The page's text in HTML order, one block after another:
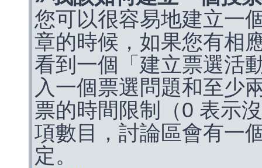
您可以很容易地建立一
章的時候，如果您有相
看到一個「建立票選活
入一個票選問題和至少
票的時間限制（0 表示
項數目，討論區會有一
定。